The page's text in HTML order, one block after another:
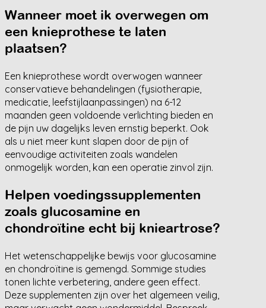
Wanneer moet ik overwegen om
een knieprothese te laten
plaatsen?
Een knieprothese wordt overwogen wanneer
conservatieve behandelingen (fysiotherapie,
medicatie, leefstijlaanpassingen) na 6-12
maanden geen voldoende verlichting bieden en
de pijn uw dagelijks leven ernstig beperkt. Ook
als u niet meer kunt slapen door de pijn of
eenvoudige activiteiten zoals wandelen
onmogelijk worden, kan een operatie zinvol zijn.
Helpen voedingssupplementen
zoals glucosamine en
chondroïtine echt bij knieartrose?
Het wetenschappelijke bewijs voor glucosamine
en chondroïtine is gemengd. Sommige studies
tonen lichte verbetering, andere geen effect.
Deze supplementen zijn over het algemeen veilig,